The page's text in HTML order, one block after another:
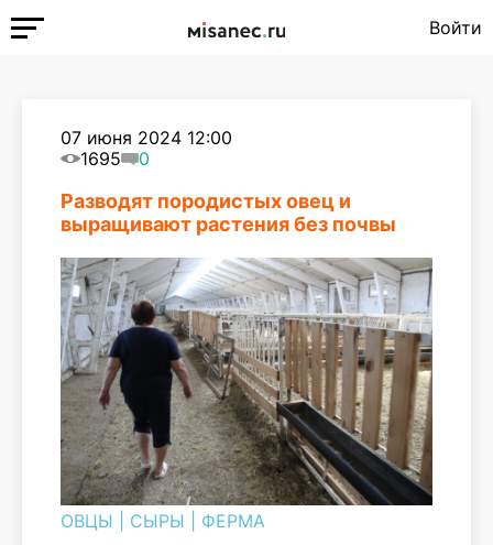
Войти
07 июня 2024 12:00
1695
0
Разводят породистых овец и
выращивают растения без почвы
ОВЦЫ СЫРЫ ФЕРМА